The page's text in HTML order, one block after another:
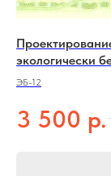
экологически
отходов
ЭБ-12
3 500 р.